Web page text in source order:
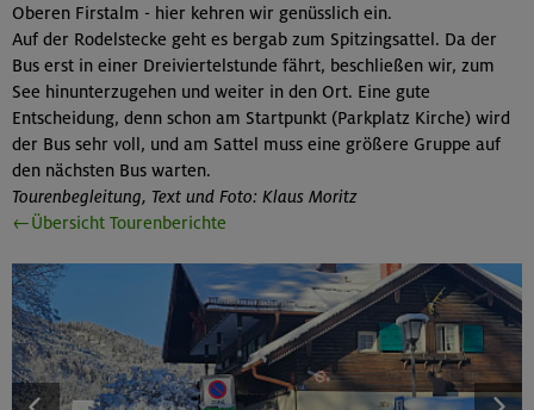
Oberen Firstalm - hier kehren wir genüsslich ein.
Auf der Rodelstecke geht es bergab zum Spitzingsattel. Da der
Bus erst in einer Dreiviertelstunde fährt, beschließen wir, zum
See hinunterzugehen und weiter in den Ort. Eine gute
Entscheidung, denn schon am Startpunkt (Parkplatz Kirche) wird
der Bus sehr voll, und am Sattel muss eine größere Gruppe auf
den nächsten Bus warten.
Tourenbegleitung, Text und Foto: Klaus Moritz
←Übersicht Tourenberichte